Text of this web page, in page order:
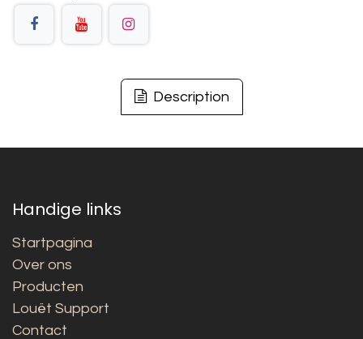
Description
Handige links
Startpagina
Over ons
Producten
Louët Support
Contact